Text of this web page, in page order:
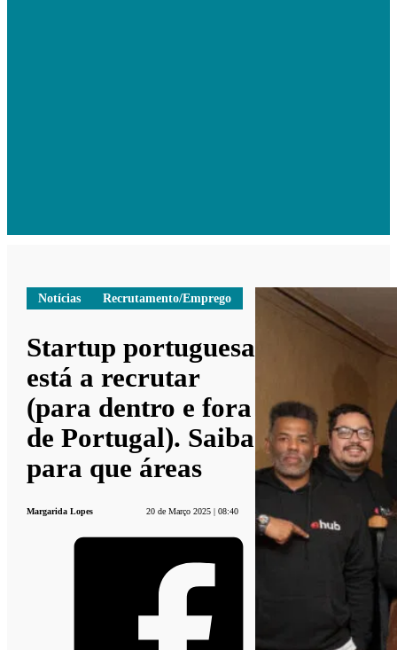
Notícias Recrutamento/Emprego
Startup portuguesa
está a recrutar
(para dentro e fora
de Portugal). Saiba
para que áreas
Margarida Lopes 20 de Março 2025 | 08:40